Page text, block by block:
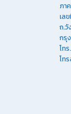
ภา
เล
ถ.วั
กรุ
โท
โท